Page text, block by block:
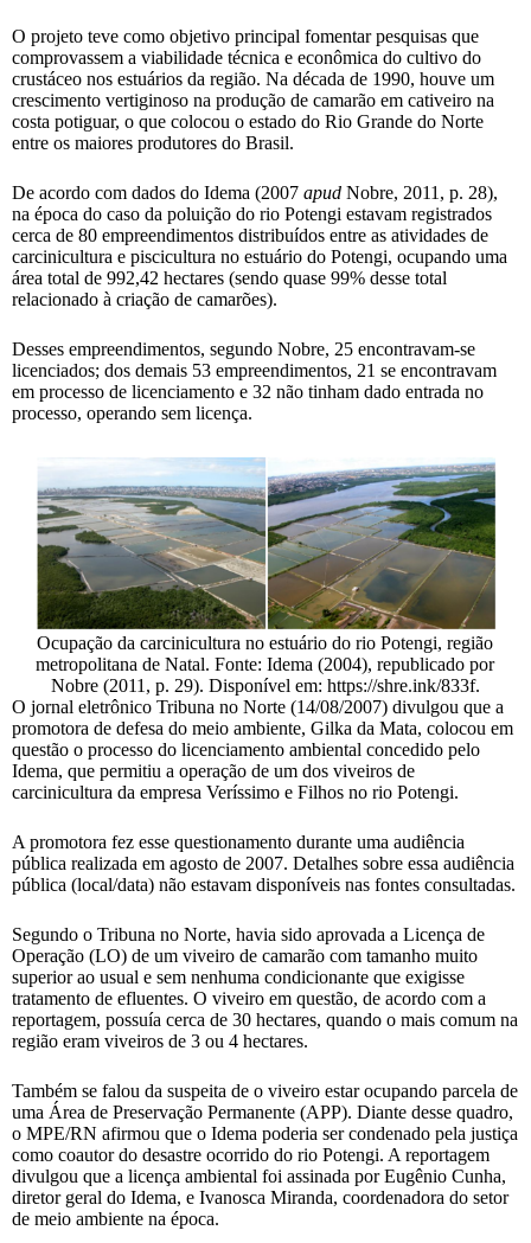
O projeto teve como objetivo principal fomentar pesquisas que
comprovassem a viabilidade técnica e econômica do cultivo do
crustáceo nos estuários da região. Na década de 1990, houve um
crescimento vertiginoso na produção de camarão em cativeiro na
costa potiguar, o que colocou o estado do Rio Grande do Norte
entre os maiores produtores do Brasil.
De acordo com dados do Idema (2007 apud Nobre, 2011, p. 28),
na época do caso da poluição do rio Potengi estavam registrados
cerca de 80 empreendimentos distribuídos entre as atividades de
carcinicultura e piscicultura no estuário do Potengi, ocupando uma
área total de 992,42 hectares (sendo quase 99% desse total
relacionado à criação de camarões).
Desses empreendimentos, segundo Nobre, 25 encontravam-se
licenciados; dos demais 53 empreendimentos, 21 se encontravam
em processo de licenciamento e 32 não tinham dado entrada no
processo, operando sem licença.
Ocupação da carcinicultura no estuário do rio Potengi, região
metropolitana de Natal. Fonte: Idema (2004), republicado por
Nobre (2011, p. 29). Disponível em: https://shre.ink/833f.
O jornal eletrônico Tribuna no Norte (14/08/2007) divulgou que a
promotora de defesa do meio ambiente, Gilka da Mata, colocou em
questão o processo do licenciamento ambiental concedido pelo
Idema, que permitiu a operação de um dos viveiros de
carcinicultura da empresa Veríssimo e Filhos no rio Potengi.
A promotora fez esse questionamento durante uma audiência
pública realizada em agosto de 2007. Detalhes sobre essa audiência
pública (local/data) não estavam disponíveis nas fontes consultadas.
Segundo o Tribuna no Norte, havia sido aprovada a Licença de
Operação (LO) de um viveiro de camarão com tamanho muito
superior ao usual e sem nenhuma condicionante que exigisse
tratamento de efluentes. O viveiro em questão, de acordo com a
reportagem, possuía cerca de 30 hectares, quando o mais comum na
região eram viveiros de 3 ou 4 hectares.
Também se falou da suspeita de o viveiro estar ocupando parcela de
uma Área de Preservação Permanente (APP). Diante desse quadro,
o MPE/RN afirmou que o Idema poderia ser condenado pela justiça
como coautor do desastre ocorrido do rio Potengi. A reportagem
divulgou que a licença ambiental foi assinada por Eugênio Cunha,
diretor geral do Idema, e Ivanosca Miranda, coordenadora do setor
de meio ambiente na época.